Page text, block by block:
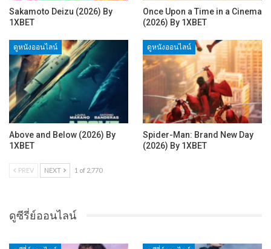
Sakamoto Deizu (2026) By
1XBET
Once Upon a Time in a Cinema
(2026) By 1XBET
ดูหนังออนไลน์
Above and Below (2026) By
1XBET
ดูหนังออนไลน์
Spider-Man: Brand New Day
(2026) By 1XBET
PREV NEXT 1 of 2,770
ดูซีรี่ย์ออนไลน์